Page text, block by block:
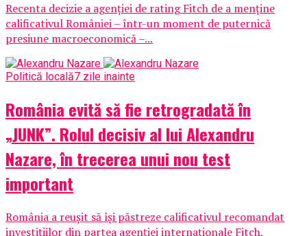
Recenta decizie a agenției de rating Fitch de a menține
calificativul României – într-un moment de puternică
presiune macroeconomică –...
Politică locală7 zile inainte
România evită să fie retrogradată în
„JUNK”. Rolul decisiv al lui Alexandru
Nazare, în trecerea unui nou test
important
România a reușit să își păstreze calificativul recomandat
investițiilor din partea agenției internaționale Fitch,